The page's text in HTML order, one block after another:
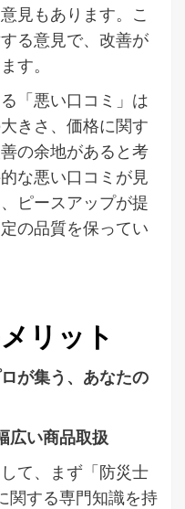
見もあります。こ
る意見で、改善が
す。
「悪い口コミ」は
きさ、価格に関す
の余地があると考
な悪い口コミが見
ピースアップが提
の品質を保ってい
リット
が集う、あなたの
広い商品取扱
て、まず「防災士
関する専門知識を持